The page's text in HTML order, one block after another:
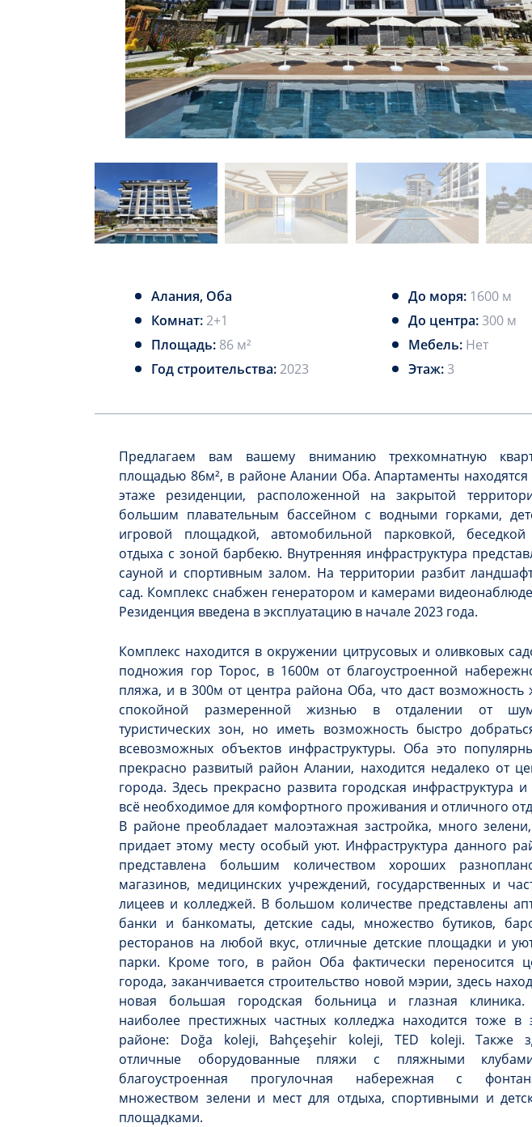
Алания, Оба До моря: 1600 м
Комнат:2+1 До центра:300 м
Площадь: 86 м² Мебель: Нет
Год строительства:2023 Этаж:3
Предлагаем вам вашему вниманию трехкомнатную
площадью 86м², в районе Алании Оба. Апартаменты находятся
этаже резиденции, расположенной на закрытой
большим плавательным бассейном с водными горками,
игровой площадкой, автомобильной парковкой,
отдыха с зоной барбекю. Внутренняя инфраструктура
сауной и спортивным залом. На территории разбит
сад. Комплекс снабжен генератором и камерами
Резиденция введена в эксплуатацию в начале 2023 года.
Комплекс находится в окружении цитрусовых и оливковых
подножия гор Торос, в 1600м от благоустроенной
пляжа, и в 300м от центра района Оба, что даст возможность
спокойной размеренной жизнью в отдалении от
туристических зон, но иметь возможность быстро
всевозможных объектов инфраструктуры. Оба это
прекрасно развитый район Алании, находится недалеко от
города. Здесь прекрасно развита городская инфраструктура и
всё необходимое для комфортного проживания и отличного
В районе преобладает малоэтажная застройка, много
придает этому месту особый уют. Инфраструктура данного
представлена большим количеством хороших
магазинов, медицинских учреждений, государственных и
лицеев и колледжей. В большом количестве представлены
банки и банкоматы, детские сады, множество бутиков,
ресторанов на любой вкус, отличные детские площадки и
парки. Кроме того, в район Оба фактически переносится
города, заканчивается строительство новой мэрии, здесь
новая большая городская больница и глазная
наиболее престижных частных колледжа находится тоже в
районе: Doğa koleji, Bahçeşehir koleji, TED koleji. Также
отличные оборудованные пляжи с пляжными
благоустроенная прогулочная набережная с
множеством зелени и мест для отдыха, спортивными и
площадками.